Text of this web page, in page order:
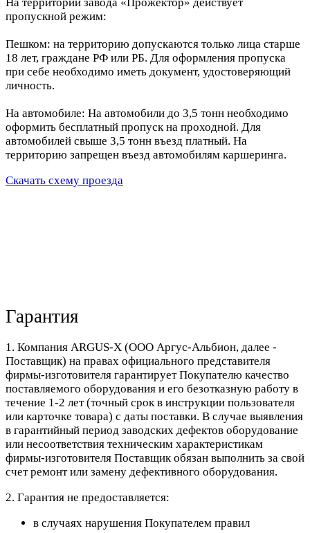
На территории завода «Прожектор» действует
пропускной режим:
Пешком: на территорию допускаются только лица старше
18 лет, граждане РФ или РБ. Для оформления пропуска
при себе необходимо иметь документ, удостоверяющий
личность.
На автомобиле: На автомобили до 3,5 тонн необходимо
оформить бесплатный пропуск на проходной. Для
автомобилей свыше 3,5 тонн въезд платный. На
территорию запрещен въезд автомобилям каршеринга.
Скачать схему проезда
Гарантия
1. Компания ARGUS-X (ООО Аргус-Альбион, далее -
Поставщик) на правах официального представителя
фирмы-изготовителя гарантирует Покупателю качество
поставляемого оборудования и его безотказную работу в
течение 1-2 лет (точный срок в инструкции пользователя
или карточке товара) с даты поставки. В случае выявления
в гарантийный период заводских дефектов оборудование
или несоответствия техническим характеристикам
фирмы-изготовителя Поставщик обязан выполнить за свой
счет ремонт или замену дефективного оборудования.
2. Гарантия не предоставляется:
в случаях нарушения Покупателем правил